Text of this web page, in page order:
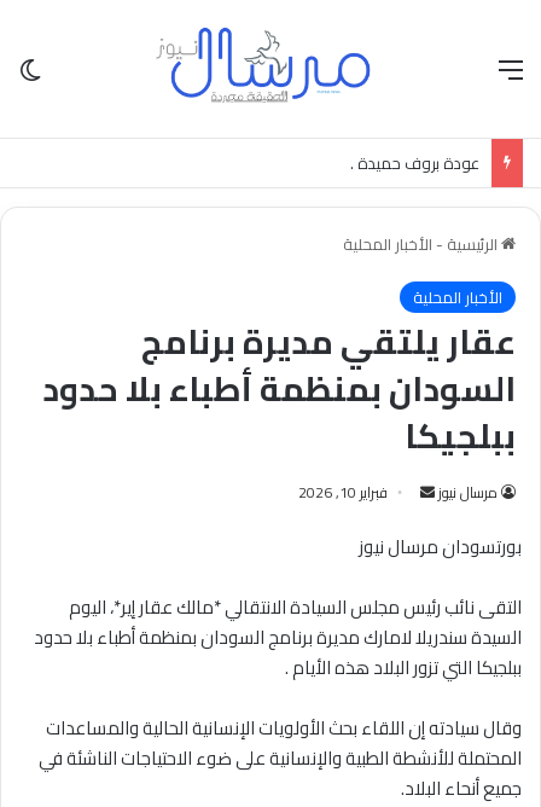
القائمة
عودة بروف حميدة .
الرئيسية - الأخبار المحلية
الأخبار المحلية
عقار يلتقي مديرة برنامج
السودان بمنظمة أطباء بلا حدود
ببلجيكا
مرسال نيوز
أرسل
إلكترونيا
فبراير 10, 2026
بورتسودان مرسال نيوز
التقى نائب رئيس مجلس السيادة الانتقالي *مالك عقار إير*، اليوم
السيدة سندريلا لامارك مديرة برنامج السودان بمنظمة أطباء بلا حدود
ببلجيكا التي تزور البلاد هذه الأيام .
وقال سيادته إن اللقاء بحث الأولويات الإنسانية الحالية والمساعدات
المحتملة للأنشطة الطبية والإنسانية على ضوء الاحتياجات الناشئة في
جميع أنحاء البلاد.